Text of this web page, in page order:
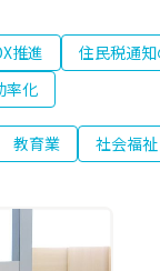
推進
住民税通
率化
教育業 社会福